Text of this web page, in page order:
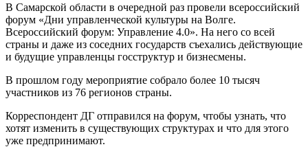
В Самарской области в очередной раз провели всероссийский
форум «Дни управленческой культуры на Волге.
Всероссийский форум: Управление 4.0». На него со всей
страны и даже из соседних государств съехались действующие
и будущие управленцы госструктур и бизнесмены.
В прошлом году мероприятие собрало более 10 тысяч
участников из 76 регионов страны.
Корреспондент ДГ отправился на форум, чтобы узнать, что
хотят изменить в существующих структурах и что для этого
уже предпринимают.